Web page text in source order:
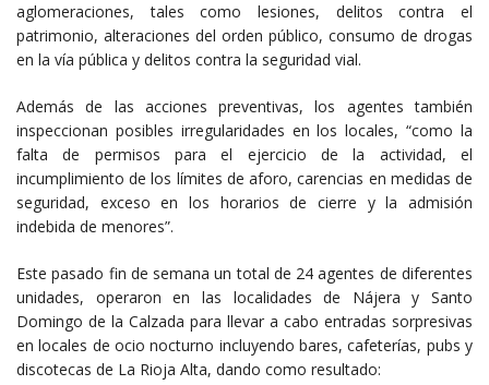
aglomeraciones, tales como lesiones, delitos contra el
patrimonio, alteraciones del orden público, consumo de drogas
en la vía pública y delitos contra la seguridad vial.
Además de las acciones preventivas, los agentes también
inspeccionan posibles irregularidades en los locales, “como la
falta de permisos para el ejercicio de la actividad, el
incumplimiento de los límites de aforo, carencias en medidas de
seguridad, exceso en los horarios de cierre y la admisión
indebida de menores”.
Este pasado fin de semana un total de 24 agentes de diferentes
unidades, operaron en las localidades de Nájera y Santo
Domingo de la Calzada para llevar a cabo entradas sorpresivas
en locales de ocio nocturno incluyendo bares, cafeterías, pubs y
discotecas de La Rioja Alta, dando como resultado: